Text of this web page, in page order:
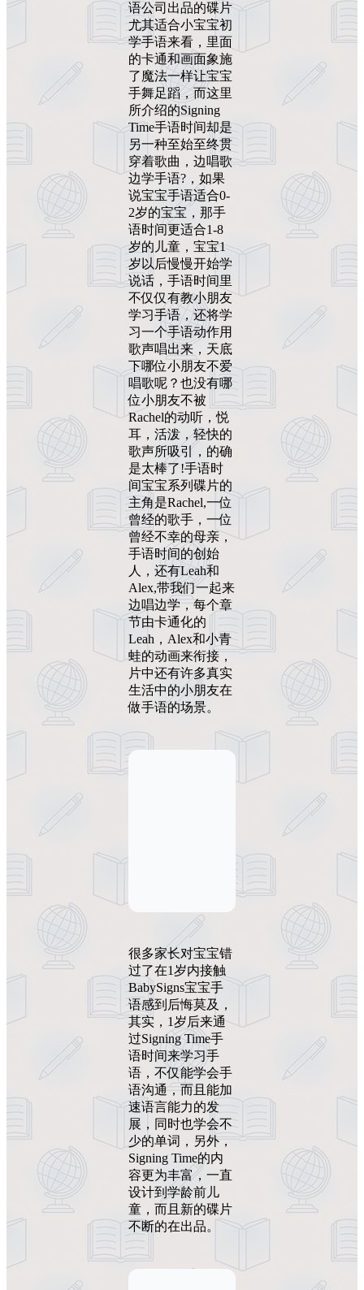
语公司出品的碟片
尤其适合小宝宝初
学手语来看，里面
的卡通和画面象施
了魔法一样让宝宝
手舞足蹈，而这里
所介绍的Signing
Time手语时间却是
另一种至始至终贯
穿着歌曲，边唱歌
边学手语?，如果
说宝宝手语适合0-
2岁的宝宝，那手
语时间更适合1-8
岁的儿童，宝宝1
岁以后慢慢开始学
说话，手语时间里
不仅仅有教小朋友
学习手语，还将学
习一个手语动作用
歌声唱出来，天底
下哪位小朋友不爱
唱歌呢？也没有哪
位小朋友不被
Rachel的动听，悦
耳，活泼，轻快的
歌声所吸引，的确
是太棒了!手语时
间宝宝系列碟片的
主角是Rachel,一位
曾经的歌手，一位
曾经不幸的母亲，
手语时间的创始
人，还有Leah和
Alex,带我们一起来
边唱边学，每个章
节由卡通化的
Leah，Alex和小青
蛙的动画来衔接，
片中还有许多真实
生活中的小朋友在
做手语的场景。
很多家长对宝宝错
过了在1岁内接触
BabySigns宝宝手
语感到后悔莫及，
其实，1岁后来通
过Signing Time手
语时间来学习手
语，不仅能学会手
语沟通，而且能加
速语言能力的发
展，同时也学会不
少的单词，另外，
Signing Time的内
容更为丰富，一直
设计到学龄前儿
童，而且新的碟片
不断的在出品。